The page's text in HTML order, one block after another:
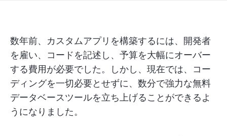
数年前、カスタムアプリを構築するには、開発者
を雇い、コードを記述し、予算を大幅にオーバー
する費用が必要でした。しかし、現在では、コー
ディングを一切必要とせずに、数分で強力な無料
データベースツールを立ち上げることができるよ
うになりました。